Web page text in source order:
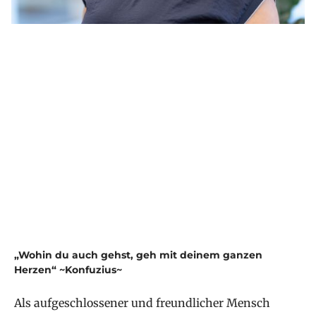
„Wohin du auch gehst, geh mit deinem ganzen
Herzen“ ~Konfuzius~
Als aufgeschlossener und freundlicher Mensch